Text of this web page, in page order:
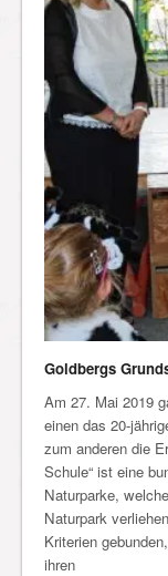
Goldbergs
Am 27. Mai 2019
einen das 20-
zum anderen die
Schule“ ist eine
Naturparke,
Naturpark
Kriterien
ihren